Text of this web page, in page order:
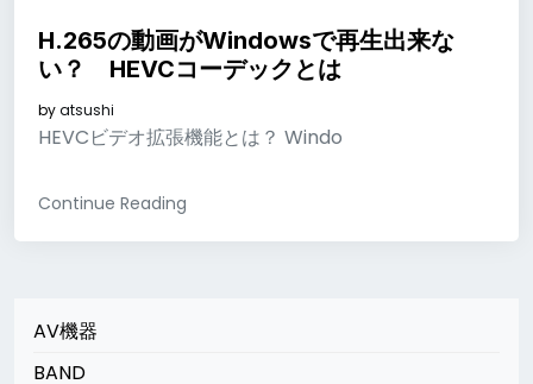
H.265の動画がWindowsで再生出来な
い？ HEVCコーデックとは
byatsushi
HEVCビデオ拡張機能とは？ Windo
Continue Reading
AV機器
BAND